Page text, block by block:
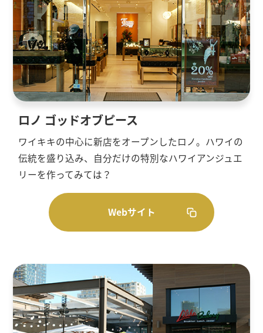
ロノ ゴッドオブピース
ワイキキの中心に新店をオープンしたロノ。ハワイの
伝統を盛り込み、自分だけの特別なハワイアンジュエ
リーを作ってみては？
Webサイト